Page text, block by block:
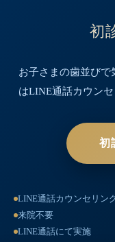
初
お子さまの歯並びで
はLINE通話カウン
初
LINE通話カウンセリン
来院不要
LINE通話にて実施